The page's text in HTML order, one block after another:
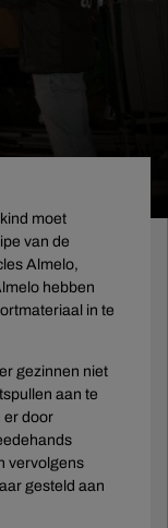
moet
van de
Almelo,
hebben
in te
gezinnen niet
aan te
er door
vervolgens
gesteld aan